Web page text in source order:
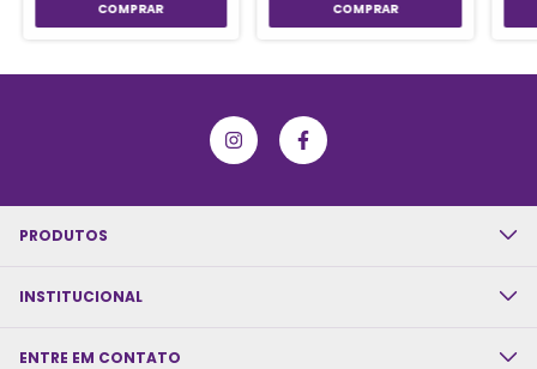
PRODUTOS
INSTITUCIONAL
ENTRE EM CONTATO